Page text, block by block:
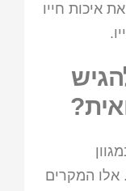
איכות חייו
אלו המקרים